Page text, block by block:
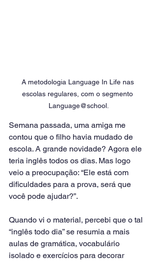
A metodologia Language In Life nas
escolas regulares, com o segmento
Language@school.
Semana passada, uma amiga me
contou que o filho havia mudado de
escola. A grande novidade? Agora ele
teria inglês todos os dias. Mas logo
veio a preocupação: “Ele está com
dificuldades para a prova, será que
você pode ajudar?”.
Quando vi o material, percebi que o tal
“inglês todo dia” se resumia a mais
aulas de gramática, vocabulário
isolado e exercícios para decorar